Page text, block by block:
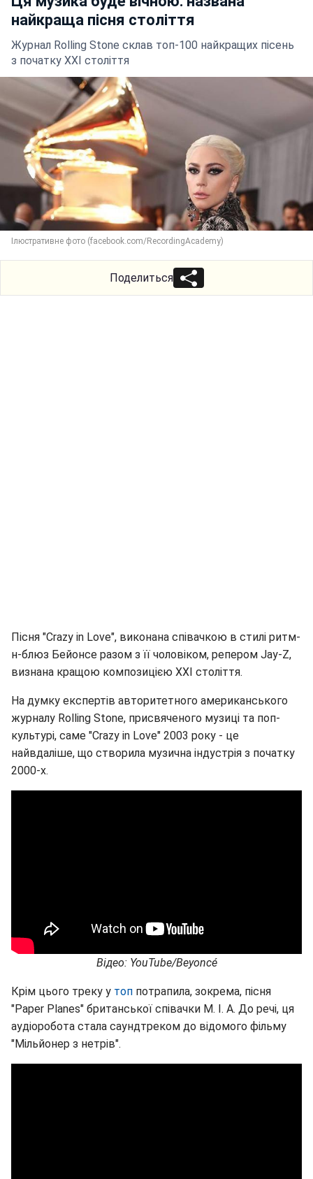
найкраща пісня століття
Журнал Rolling Stone склав топ-100 найкращих пісень
з початку XXI століття
Ілюстративне фото (facebook.com/RecordingAcademy)
Поделиться
Пісня "Crazy in Love", виконана співачкою в стилі ритм-
н-блюз Бейонсе разом з її чоловіком, репером Jay-Z,
визнана кращою композицією XXI століття.
На думку експертів авторитетного американського
журналу Rolling Stone, присвяченого музиці та поп-
культурі, саме "Crazy in Love" 2003 року - це
найвдаліше, що створила музична індустрія з початку
2000-х.
Відео: YouTube/Beyoncé
Крім цього треку у топ потрапила, зокрема, пісня
"Paper Planes" британської співачки M. I. A. До речі, ця
аудіоробота стала саундтреком до відомого фільму
"Мільйонер з нетрів".